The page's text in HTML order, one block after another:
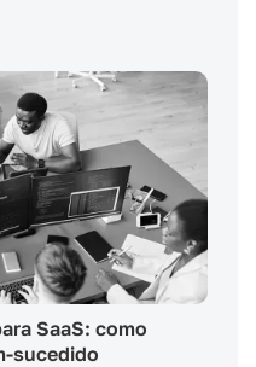
SaaS: como
sucedido